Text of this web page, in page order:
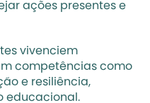
ações presentes e
vivenciem
competências como
e resiliência,
educacional.